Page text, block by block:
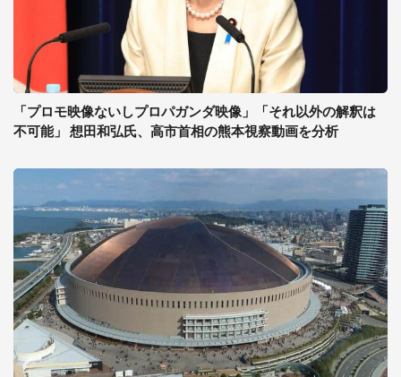
「プロモ映像ないしプロパガンダ映像」「それ以外の解釈は
不可能」 想田和弘氏、高市首相の熊本視察動画を分析